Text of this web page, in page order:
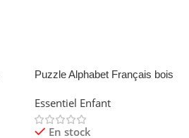
Puzzle Alphabet Français bois
Majuscules
Essentiel Enfant
En stock